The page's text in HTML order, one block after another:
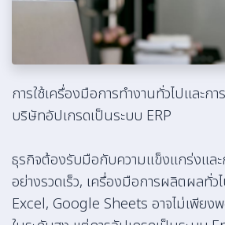
การใช้เครื่องมือการทำงานทั่วไปและก
บริษัทอัปเกรดเป็นระบบ ERP
ธุรกิจต้องรับมือกับความแข็งแกร่งแล
อย่างรวดเร็ว, เครื่องมือการผลิตผลทั่
Excel, Google Sheets อาจไม่เพียง